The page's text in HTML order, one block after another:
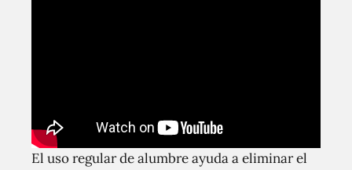
El uso regular de alumbre ayuda a eliminar el